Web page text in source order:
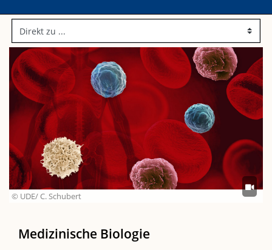
© UDE/ C. Schubert
Medizinische Biologie